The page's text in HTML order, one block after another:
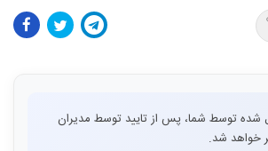
شده توسط شما، پس از تایید توسط مدیران
خواهد شد.